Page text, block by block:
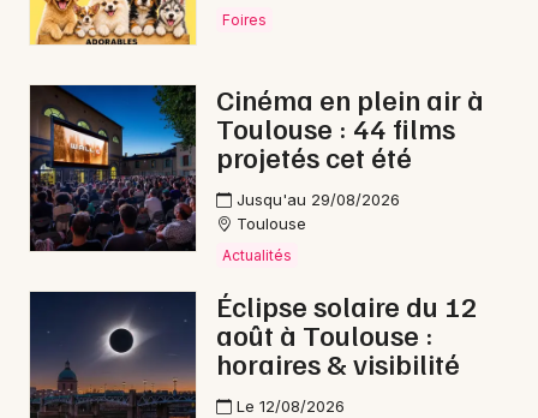
Jeux dans le Tarn-et-Garonne
Jeux en Occitanie
Artistes en tournée
Actus à Montauban
Foires
Cinéma en plein air à
Toulouse : 44 films
projetés cet été
Jusqu'au 29/08/2026
Toulouse
Actualités
Éclipse solaire du 12
août à Toulouse :
horaires & visibilité
Le 12/08/2026